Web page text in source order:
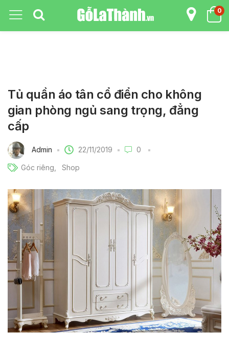
0
Tủ quần áo tân cổ điển cho không
gian phòng ngủ sang trọng, đẳng
cấp
Admin 22/11/2019 0
Góc riêng Shop